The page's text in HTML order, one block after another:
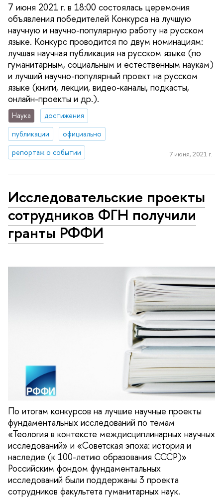
7 июня 2021 г. в 18:00 состоялась церемония
объявления победителей Конкурса на лучшую
научную и научно-популярную работу на русском
языке. Конкурс проводится по двум номинациям:
лучшая научная публикация на русском языке (по
гуманитарным, социальным и естественным наукам)
и лучший научно-популярный проект на русском
языке (книги, лекции, видео-каналы, подкасты,
онлайн-проекты и др.).
Наука
достижения
публикации
официально
репортаж о событии
7 июня, 2021 г.
Исследовательские проекты
сотрудников ФГН получили
гранты РФФИ
По итогам конкурсов на лучшие научные проекты
фундаментальных исследований по темам
«Теология в контексте междисциплинарных научных
исследований» и «Советская эпоха: история и
наследие (к 100-летию образования СССР)»
Российским фондом фундаментальных
исследований были поддержаны 3 проекта
сотрудников факультета гуманитарных наук.